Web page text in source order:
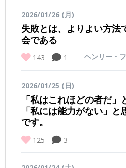
2026/01/26 (月)
失敗とは、よりよい方法
会である
143 1 ヘンリー・
2026/01/25 (日)
「私はこれほどの者だ」
「私には能力がない」
です。
125 3